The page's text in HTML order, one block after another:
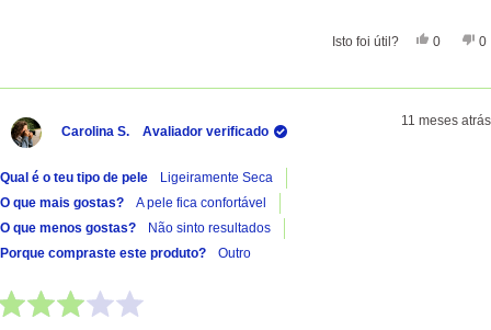
Isto foi útil? Sim,
0 0
Carolina S. Avaliador verificado
11 meses atrás
Qual é o teu tipo de pele
Ligeiramente Seca
O que mais gostas?
A pele fica confortável
O que menos gostas?
Não sinto resultados
Porque compraste este produto?
Outro